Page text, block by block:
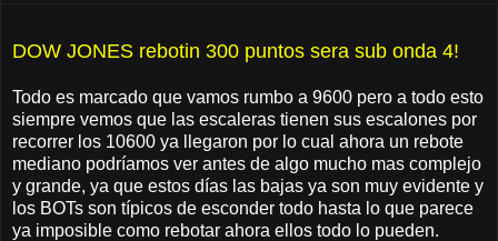
DOW JONES rebotin 300 puntos sera sub onda 4!
Todo es marcado que vamos rumbo a 9600 pero a todo esto
siempre vemos que las escaleras tienen sus escalones por
recorrer los 10600 ya llegaron por lo cual ahora un rebote
mediano podríamos ver antes de algo mucho mas complejo
y grande, ya que estos días las bajas ya son muy evidente y
los BOTs son típicos de esconder todo hasta lo que parece
ya imposible como rebotar ahora ellos todo lo pueden.